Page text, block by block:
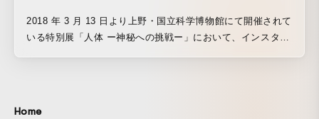
2018 年 3 月 13 日より上野・国立科学博物館にて開催されて
いる特別展「人体 ー神秘への挑戦ー」において、インスタレ
Home